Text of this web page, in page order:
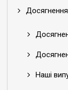
Наші